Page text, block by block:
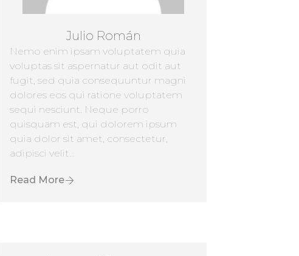
Julio Román
Nemo enim ipsam voluptatem quia
voluptas sit aspernatur aut odit aut
fugit, sed quia consequuntur magni
dolores eos qui ratione voluptatem
sequi nesciunt. Neque porro
quisquam est, qui dolorem ipsum
quia dolor sit amet, consectetur,
adipisci velit...
Read More